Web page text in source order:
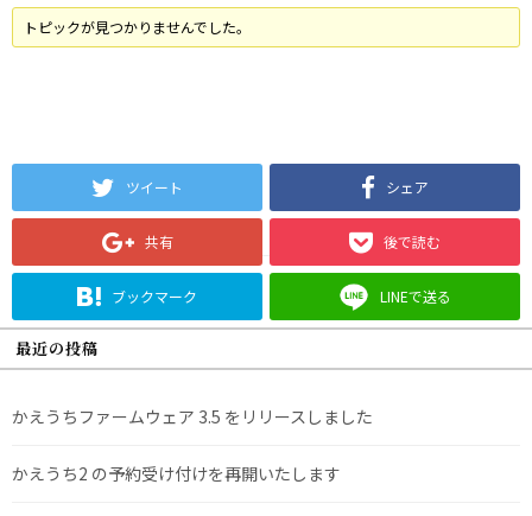
トピックが見つかりませんでした。
ツイート シェア
共有 後で読む
ブックマーク LINEで送る
最近の投稿
かえうちファームウェア 3.5 をリリースしました
かえうち2 の予約受け付けを再開いたします